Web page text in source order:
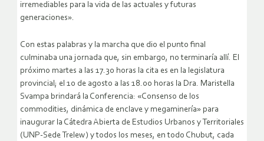
irremediables para la vida de las actuales y futuras
generaciones».
Con estas palabras y la marcha que dio el punto final
culminaba una jornada que, sin embargo, no terminaría allí. El
próximo martes a las 17.30 horas la cita es en la legislatura
provincial; el 10 de agosto a las 18.00 horas la Dra. Maristella
Svampa brindará la Conferencia: «Consenso de los
commodities, dinámica de enclave y megaminería» para
inaugurar la Cátedra Abierta de Estudios Urbanos y Territoriales
(UNP-Sede Trelew) y todos los meses, en todo Chubut, cada